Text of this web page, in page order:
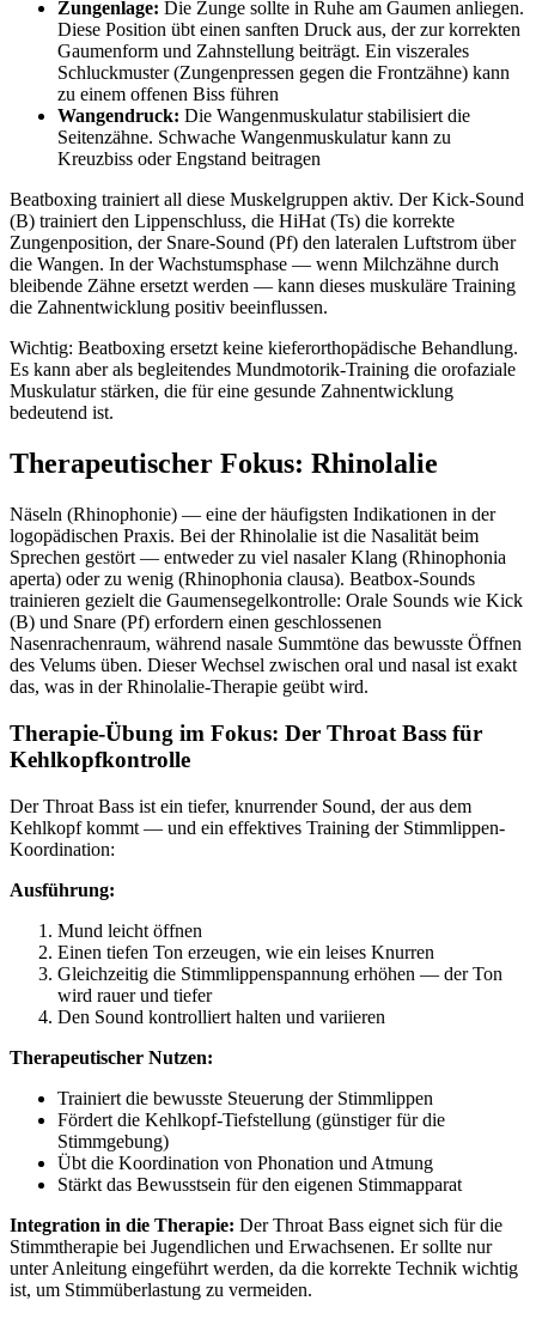
Zungenlage: Die Zunge sollte in Ruhe am Gaumen anliegen.
Diese Position übt einen sanften Druck aus, der zur korrekten
Gaumenform und Zahnstellung beiträgt. Ein viszerales
Schluckmuster (Zungenpressen gegen die Frontzähne) kann
zu einem offenen Biss führen
Wangendruck: Die Wangenmuskulatur stabilisiert die
Seitenzähne. Schwache Wangenmuskulatur kann zu
Kreuzbiss oder Engstand beitragen
Beatboxing trainiert all diese Muskelgruppen aktiv. Der Kick-Sound
(B) trainiert den Lippenschluss, die HiHat (Ts) die korrekte
Zungenposition, der Snare-Sound (Pf) den lateralen Luftstrom über
die Wangen. In der Wachstumsphase — wenn Milchzähne durch
bleibende Zähne ersetzt werden — kann dieses muskuläre Training
die Zahnentwicklung positiv beeinflussen.
Wichtig: Beatboxing ersetzt keine kieferorthopädische Behandlung.
Es kann aber als begleitendes Mundmotorik-Training die orofaziale
Muskulatur stärken, die für eine gesunde Zahnentwicklung
bedeutend ist.
Therapeutischer Fokus: Rhinolalie
Näseln (Rhinophonie) — eine der häufigsten Indikationen in der
logopädischen Praxis. Bei der Rhinolalie ist die Nasalität beim
Sprechen gestört — entweder zu viel nasaler Klang (Rhinophonia
aperta) oder zu wenig (Rhinophonia clausa). Beatbox-Sounds
trainieren gezielt die Gaumensegelkontrolle: Orale Sounds wie Kick
(B) und Snare (Pf) erfordern einen geschlossenen
Nasenrachenraum, während nasale Summtöne das bewusste Öffnen
des Velums üben. Dieser Wechsel zwischen oral und nasal ist exakt
das, was in der Rhinolalie-Therapie geübt wird.
Therapie-Übung im Fokus: Der Throat Bass für
Kehlkopfkontrolle
Der Throat Bass ist ein tiefer, knurrender Sound, der aus dem
Kehlkopf kommt — und ein effektives Training der Stimmlippen-
Koordination:
Ausführung:
Mund leicht öffnen
Einen tiefen Ton erzeugen, wie ein leises Knurren
Gleichzeitig die Stimmlippenspannung erhöhen — der Ton
wird rauer und tiefer
Den Sound kontrolliert halten und variieren
Therapeutischer Nutzen:
Trainiert die bewusste Steuerung der Stimmlippen
Fördert die Kehlkopf-Tiefstellung (günstiger für die
Stimmgebung)
Übt die Koordination von Phonation und Atmung
Stärkt das Bewusstsein für den eigenen Stimmapparat
Integration in die Therapie: Der Throat Bass eignet sich für die
Stimmtherapie bei Jugendlichen und Erwachsenen. Er sollte nur
unter Anleitung eingeführt werden, da die korrekte Technik wichtig
ist, um Stimmüberlastung zu vermeiden.